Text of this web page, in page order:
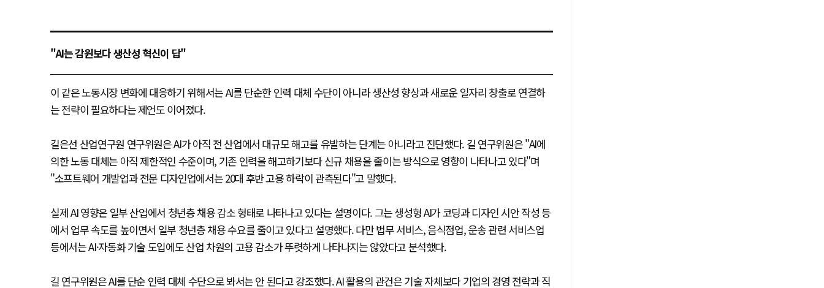
"AI는 감원보다 생산성 혁신이 답"
이 같은 노동시장 변화에 대응하기 위해서는 AI를 단순한 인력 대체 수단이 아니라 생산성 향상과 새로운 일자리 창출로 연결하
는 전략이 필요하다는 제언도 이어졌다.
길은선 산업연구원 연구위원은 AI가 아직 전 산업에서 대규모 해고를 유발하는 단계는 아니라고 진단했다. 길 연구위원은 "AI에
의한 노동 대체는 아직 제한적인 수준이며, 기존 인력을 해고하기보다 신규 채용을 줄이는 방식으로 영향이 나타나고 있다"며
"소프트웨어 개발업과 전문 디자인업에서는 20대 후반 고용 하락이 관측된다"고 말했다.
실제 AI 영향은 일부 산업에서 청년층 채용 감소 형태로 나타나고 있다는 설명이다. 그는 생성형 AI가 코딩과 디자인 시안 작성 등
에서 업무 속도를 높이면서 일부 청년층 채용 수요를 줄이고 있다고 설명했다. 다만 법무 서비스, 음식점업, 운송 관련 서비스업
등에서는 AI·자동화 기술 도입에도 산업 차원의 고용 감소가 뚜렷하게 나타나지는 않았다고 분석했다.
길 연구위원은 AI를 단순 인력 대체 수단으로 봐서는 안 된다고 강조했다. AI 활용의 관건은 기술 자체보다 기업의 경영 전략과 직